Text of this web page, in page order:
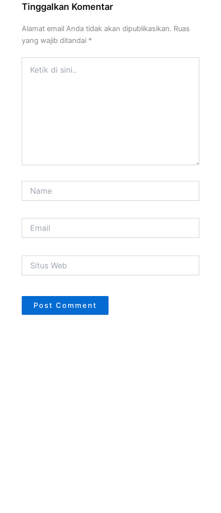
Tinggalkan Komentar
Alamat email Anda tidak akan dipublikasikan. Ruas
yang wajib ditandai *
Web